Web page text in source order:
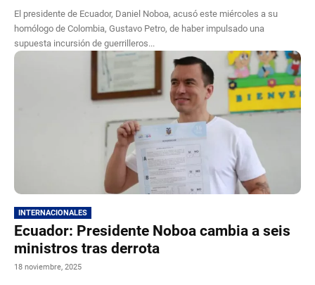
El presidente de Ecuador, Daniel Noboa, acusó este miércoles a su
homólogo de Colombia, Gustavo Petro, de haber impulsado una
supuesta incursión de guerrilleros...
INTERNACIONALES
Ecuador: Presidente Noboa cambia a seis
ministros tras derrota
18 noviembre, 2025